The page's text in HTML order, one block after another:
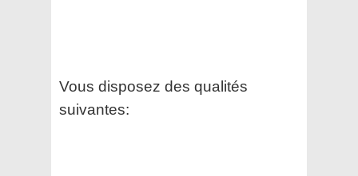
Vous disposez des qualités
suivantes: